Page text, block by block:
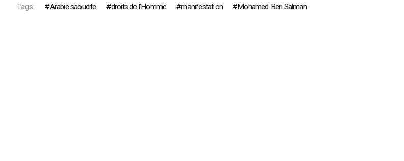
Tags: Arabie saoudite droits de l’Homme manifestation Mohamed Ben Salman